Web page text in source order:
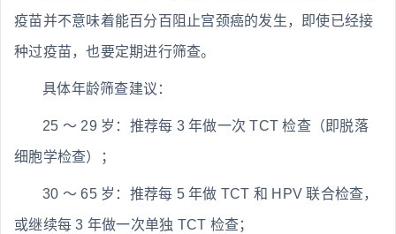
疫苗并不意味着能百分百阻止宫颈癌的发生，即使已经接
种过疫苗，也要定期进行筛查。
具体年龄筛查建议：
25 ～ 29 岁：推荐每 3 年做一次 TCT 检查（即脱落
细胞学检查）；
30 ～ 65 岁：推荐每 5 年做 TCT 和 HPV 联合检查，
或继续每 3 年做一次单独 TCT 检查；